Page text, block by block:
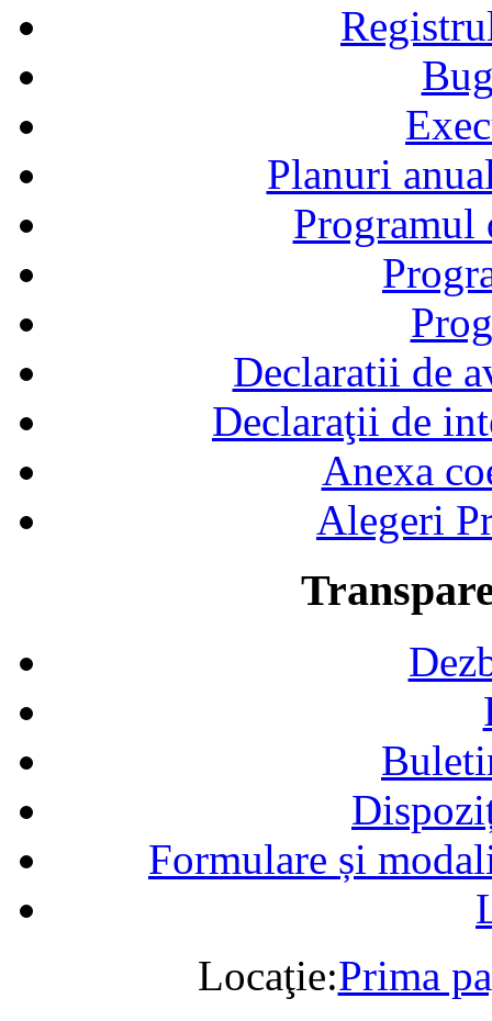
Planuri
Declaratii de
Declaraţii de
Anexa
Alegeri
Formulare și
Locaţie:Prima